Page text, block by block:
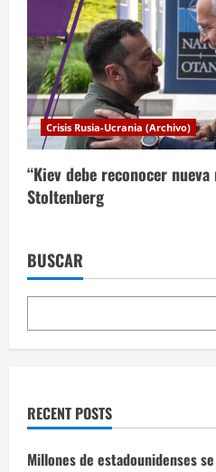
Crisis Rusia-Ucrania (Archivo)
“Kiev debe reconocer
Stoltenberg
BUSCAR
RECENT POSTS
Millones de estadounidenses